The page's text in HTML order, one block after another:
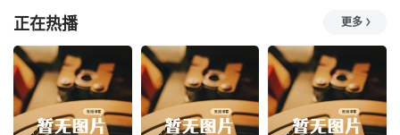
正在热播 更多